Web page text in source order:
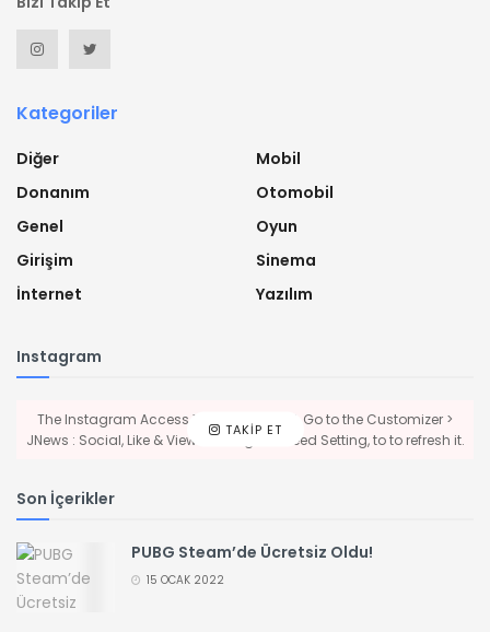
Kategoriler
Diğer
Donanım
Genel
Girişim
İnternet
Mobil
Otomobil
Oyun
Sinema
Yazılım
Instagram
TAKIP ET
The Instagram Access Token is expired, Go to the Customizer >
JNews : Social, Like & View > Instagram Feed Setting, to to refresh it.
Son İçerikler
PUBG Steam’de Ücretsiz Oldu!
15 OCAK 2022